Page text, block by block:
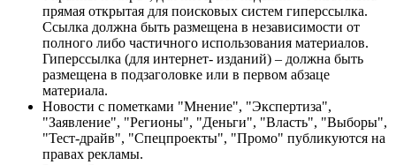
прямая открытая для поисковых систем гиперссылка.
Ссылка должна быть размещена в независимости от
полного либо частичного использования материалов.
Гиперссылка (для интернет- изданий) – должна быть
размещена в подзаголовке или в первом абзаце
материала.
Новости с пометками "Мнение", "Экспертиза",
"Заявление", "Регионы", "Деньги", "Власть", "Выборы",
"Тест-драйв", "Спецпроекты", "Промо" публикуются на
правах рекламы.